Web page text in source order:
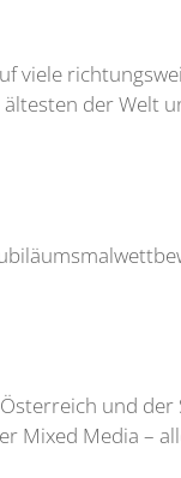
viele
der Welt
und der
Mixed Media –